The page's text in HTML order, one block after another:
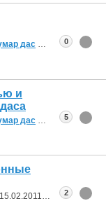
дас 01:07
0
и
дас 14:20
5
15.02.2011 11:532